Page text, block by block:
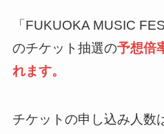
「FUKUOKA MUSIC
のチケット抽選の予想倍
れます。
チケットの申し込み人数